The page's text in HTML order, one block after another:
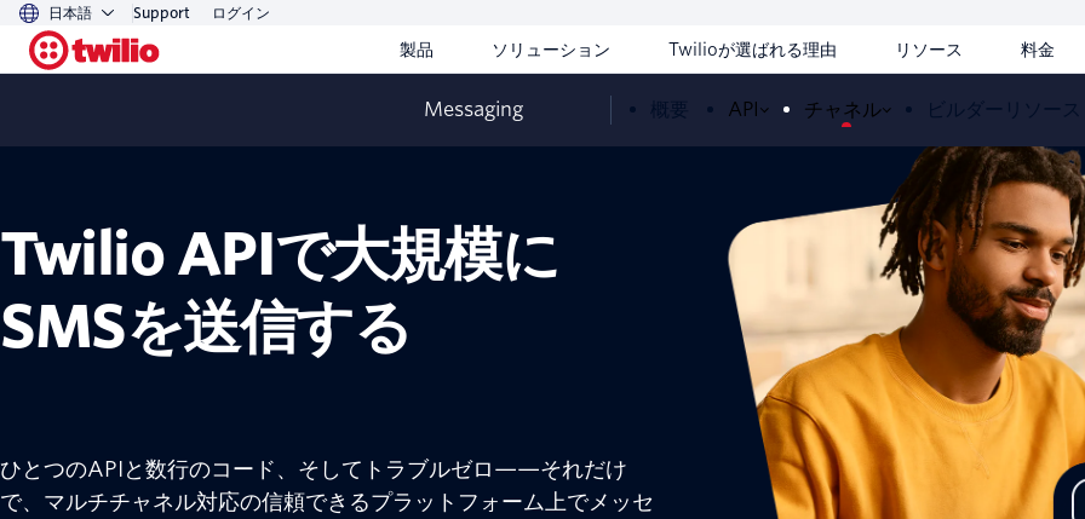
日本語 Support ログイン
製品 ソリューション Twilioが選ばれる理由 リソース 料金
Messaging 概要 API チャネル
ビルダーリソース
Twilio APIで大規模に
SMSを送信する
ひとつのAPIと数行のコード、そしてトラブルゼロ——それだけ
で、マルチチャネル対応の信頼できるプラットフォーム上でメッセ